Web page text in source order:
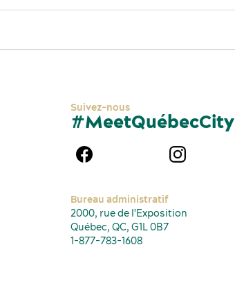
Suivez-nous
#MeetQuébecCity
Bureau administratif
2000, rue de l'Exposition
Québec, QC, G1L 0B7
1-877-783-1608